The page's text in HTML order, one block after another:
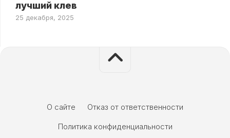
лучший клев
25 декабря, 2025
О сайте
Отказ от ответственности
Политика конфиденциальности